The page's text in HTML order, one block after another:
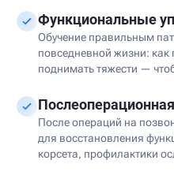
Функциональные
Обучение правильным
повседневной жизни: как
поднимать тяжести —
После операций на
для восстановления
корсета, профилактики